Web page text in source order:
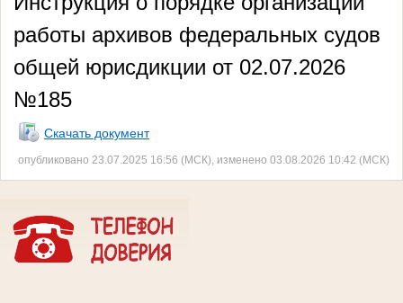
работы архивов федеральных судов
общей юрисдикции от 02.07.2026
№185
Скачать документ
опубликовано 23.07.2025 16:56 (МСК), изменено 03.08.2026 10:42 (МСК)